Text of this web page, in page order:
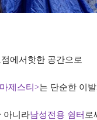
에서핫한 공간으로
마제스티>는 단순한 이
아니라남성전용 쉼터 로